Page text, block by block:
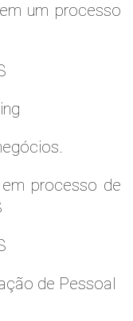
um processo
processo de
de Pessoal